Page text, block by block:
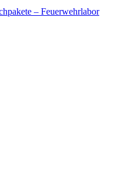
– Feuerwehrlabor